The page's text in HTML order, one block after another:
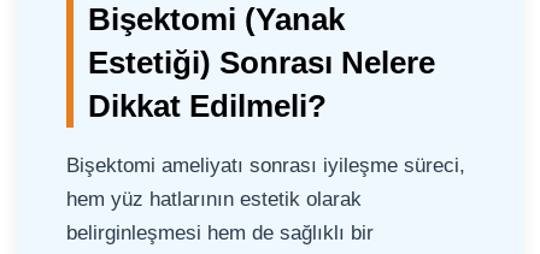
Bişektomi (Yanak
Estetiği) Sonrası Nelere
Dikkat Edilmeli?
Bişektomi ameliyatı sonrası iyileşme süreci,
hem yüz hatlarının estetik olarak
belirginleşmesi hem de sağlıklı bir